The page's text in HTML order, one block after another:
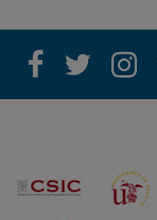
facebooktwitter